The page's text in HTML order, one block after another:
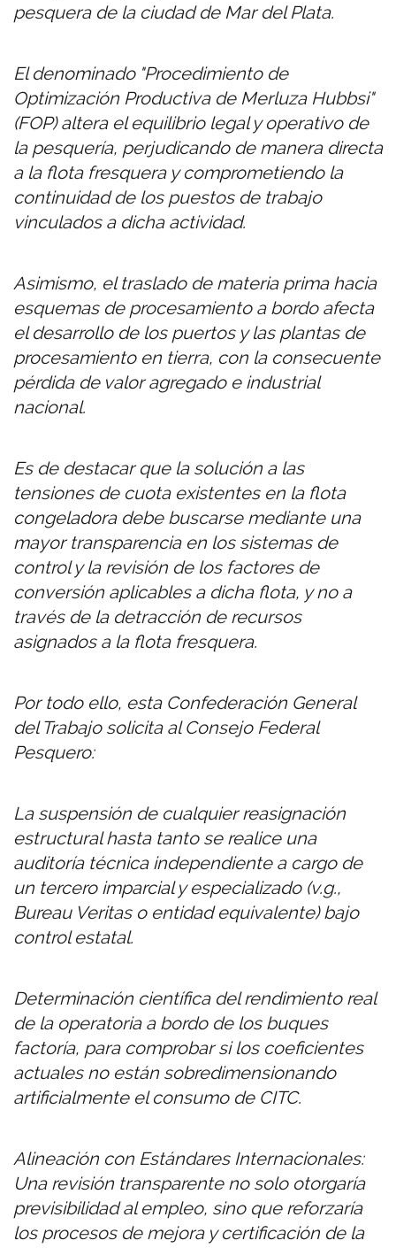
pesquera de la ciudad de Mar del Plata.
El denominado "Procedimiento de
Optimización Productiva de Merluza Hubbsi"
(FOP) altera el equilibrio legal y operativo de
la pesquería, perjudicando de manera directa
a la flota fresquera y comprometiendo la
continuidad de los puestos de trabajo
vinculados a dicha actividad.
Asimismo, el traslado de materia prima hacia
esquemas de procesamiento a bordo afecta
el desarrollo de los puertos y las plantas de
procesamiento en tierra, con la consecuente
pérdida de valor agregado e industrial
nacional.
Es de destacar que la solución a las
tensiones de cuota existentes en la flota
congeladora debe buscarse mediante una
mayor transparencia en los sistemas de
control y la revisión de los factores de
conversión aplicables a dicha flota, y no a
través de la detracción de recursos
asignados a la flota fresquera.
Por todo ello, esta Confederación General
del Trabajo solicita al Consejo Federal
Pesquero:
La suspensión de cualquier reasignación
estructural hasta tanto se realice una
auditoría técnica independiente a cargo de
un tercero imparcial y especializado (v.g.,
Bureau Veritas o entidad equivalente) bajo
control estatal.
Determinación científica del rendimiento real
de la operatoria a bordo de los buques
factoría, para comprobar si los coeficientes
actuales no están sobredimensionando
artificialmente el consumo de CITC.
Alineación con Estándares Internacionales:
Una revisión transparente no solo otorgaría
previsibilidad al empleo, sino que reforzaría
los procesos de mejora y certificación de la